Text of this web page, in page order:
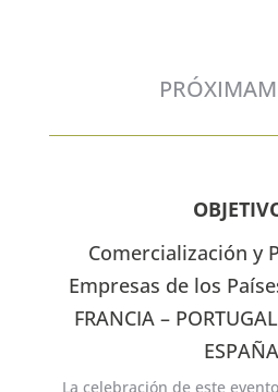
Comercialización y
Empresas de los
FRANCIA –
La celebración de este